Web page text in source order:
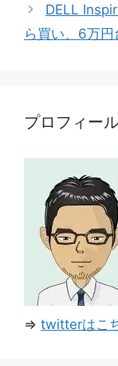
DELL
ら買い、6万
プロフィー
⇒ twitterはこ